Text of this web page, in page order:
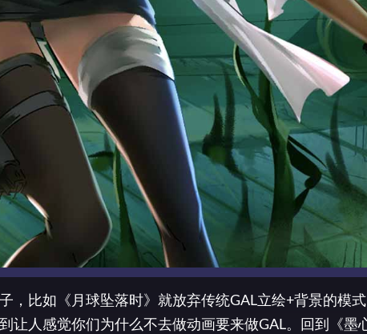
，比如《月球坠落时》就放弃传统GAL立绘+背景的模
让人感觉你们为什么不去做动画要来做GAL。回到《墨